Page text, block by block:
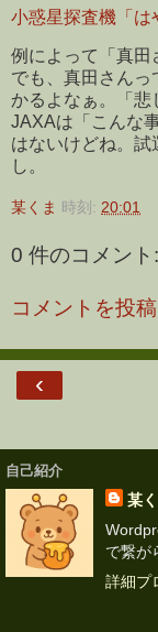
小惑星探査機「は
例によって「真田
でも、真田さん
かるよなぁ。「悲
JAXAは「こんな
はないけどね。試
し。
某くま 時刻: 20:01
0 件のコメント:
コメントを投稿
‹
自己紹介
某
で繋が
詳細プ